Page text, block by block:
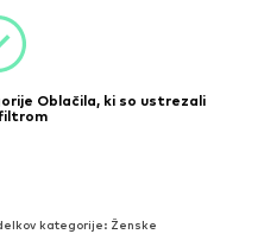
Oblačila, ki so ustrezali
kategorije: Ženske